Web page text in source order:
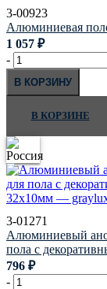
3-00923
Алюминиевая
1 057 ₽
-
В КОРЗИНУ
В КОРЗИНЕ
3-01271
Алюминиевый
пола с
796 ₽
-